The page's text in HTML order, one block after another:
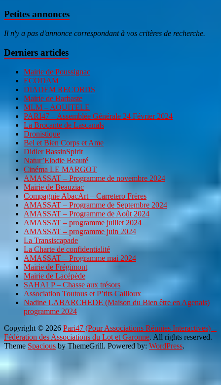
Petites annonces
Il n'y a pas d'annonce correspondant à vos critères de recherche.
Derniers articles
Mairie de Poussignac
ECODAM
DIADEM RECORDS
Mairie de Barbaste
MLM – AQUITELE
PARI47 – Assemblée Générale 24 Février 2024
La Brocante de Lascanals
Dronistique
Bel et Bien Corps et Ame
Didier BassinSpirit
Natur’Elodie Beauté
Cinéma LE MARGOT
AMASSAT – Programme de novembre 2024
Mairie de Beauziac
Compagnie AbacArt – Carretero Frères
AMASSAT – Programme de Septembre 2024
AMASSAT – Programme de Août 2024
AMASSAT – programme juillet 2024
AMASSAT – programme juin 2024
La Transiscapade
La Charte de confidentialité
AMASSAT – Programme mai 2024
Mairie de Frégimont
Mairie de Lacépède
SAHALP – Chasse aux trésors
Association Toutous et P’tits Cailloux
Nadine LABARCHEDE (Maison du Bien être en Agenais)
programme 2024
Copyright © 2026 Pari47 (Pour Associations Réunies Interactives) –
Fédération des Associations du Lot et Garonne. All rights reserved.
Theme Spacious by ThemeGrill. Powered by: WordPress.